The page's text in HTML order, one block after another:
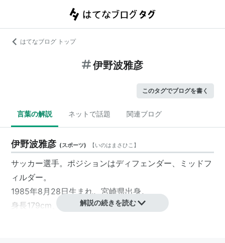
はてなブログ トップ
伊野波雅彦
このタグでブログを書く
言葉の解説 ネットで話題 関連ブログ
伊野波雅彦 (スポーツ) 【いのはまさひこ 】
サッカー選手。ポジションはディフェンダー、ミッドフ
ィルダー。
1985年8月28日生まれ。宮崎県出身。
身長179cm、体重73kg。血液型B型。
解説の続きを読む